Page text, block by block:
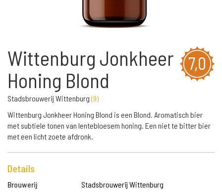
7,0
Wittenburg Jonkheer
Honing Blond
Stadsbrouwerij Wittenburg(9)
Wittenburg Jonkheer Honing Blond is een Blond. Aromatisch bier
met subtiele tonen van lentebloesem honing. Een niet te bitter bier
met een licht zoete afdronk.
Details
Brouwerij
Stadsbrouwerij Wittenburg